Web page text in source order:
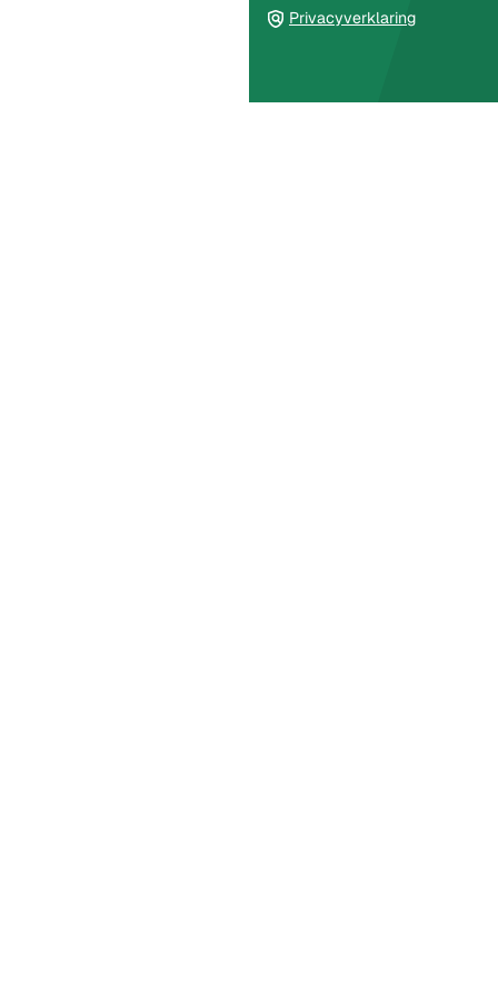
Privacyverklaring